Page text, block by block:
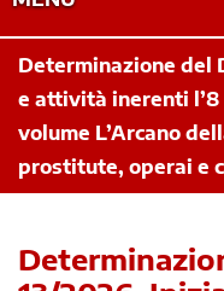
Determinazione del
e attività inerenti l’8
volume L’Arcano
prostitute, operai e